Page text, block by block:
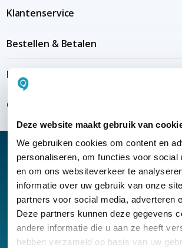
Deze website maakt gebruik van
We gebruiken cookies om content en
personaliseren, om functies voor social
en om ons websiteverkeer te
informatie over uw gebruik van onze
partners voor social media, adverteren
Deze partners kunnen deze gegevens
andere informatie die u aan ze heeft
hebben verzameld op basis van uw
Klantenservice
Bestellen & Betalen
Bezorgen & installeren
Over KommaGo
Nieuwsbrief
Klantenservice